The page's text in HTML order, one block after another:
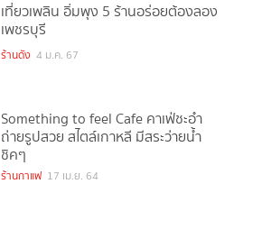
เที่ยวเพลิน อิ่มพุง 5 ร้านอร่อยต้องลอง
เพชรบุรี
ร้านดัง 4 ม.ค. 67
Something to feel Cafe คาเฟ่ชะอำ
ถ่ายรูปสวย สไตล์เกาหลี มีสระว่ายน้ำ
ชิคๆ
ร้านกาแฟ 17 เม.ย. 64